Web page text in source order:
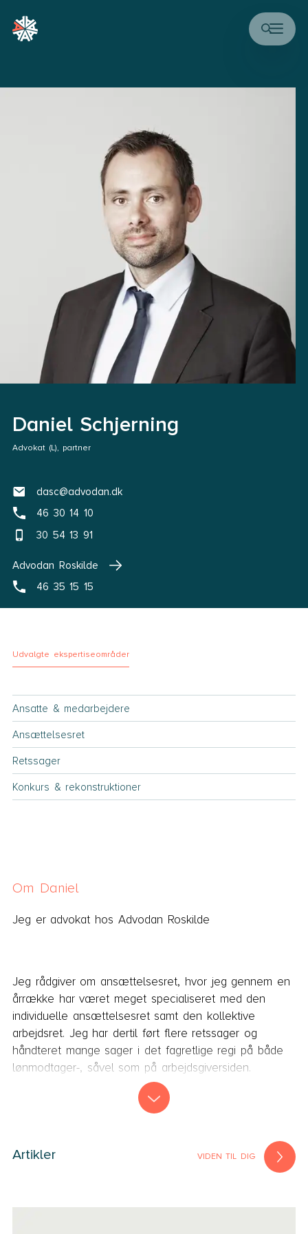
Daniel Schjerning
Advokat (L), partner
dasc@advodan.dk
46 30 14 10
30 54 13 91
Advodan Roskilde
46 35 15 15
Udvalgte ekspertiseområder
Ansatte & medarbejdere
Ansættelsesret
Retssager
Konkurs & rekonstruktioner
Om Daniel
Jeg er advokat hos Advodan Roskilde
Jeg rådgiver om ansættelsesret, hvor jeg gennem en
årrække har været meget specialiseret med den
individuelle ansættelsesret samt den kollektive
arbejdsret. Jeg har dertil ført flere retssager og
håndteret mange sager i det fagretlige regi på både
lønmodtager-, såvel som på arbejdsgiversiden.
For mig er det vigtigt at være en del af processen så
tidligt som muligt, og gerne inden tvisten er opstået.
såfremt de håndteres korrekt fra start, hvorfor jeg
Artikler VIDEN TIL DIG